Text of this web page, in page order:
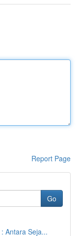
Report Page
Go
Antara Seja...